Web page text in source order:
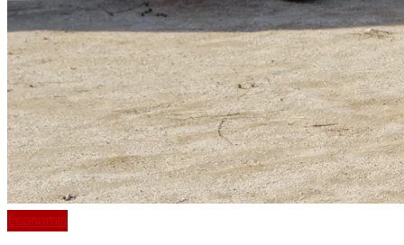
Economia